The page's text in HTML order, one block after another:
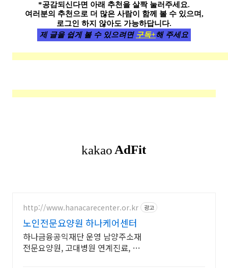
*공감되신다면 아래 추천을 살짝 눌러주세요.
여러분의 추천으로 더 많은 사람이 함께 볼 수 있으며,
로그인 하지 않아도 가능하답니다.
제 글을 쉽게 볼 수 있으려면 구독+해 주세요
http://www.hanacarecenter.or.kr 광고
노인전문요양원 하나케어센터
하나금융공익재단 운영 남양주소재
전문요양원, 고대병원 연계진료, 하